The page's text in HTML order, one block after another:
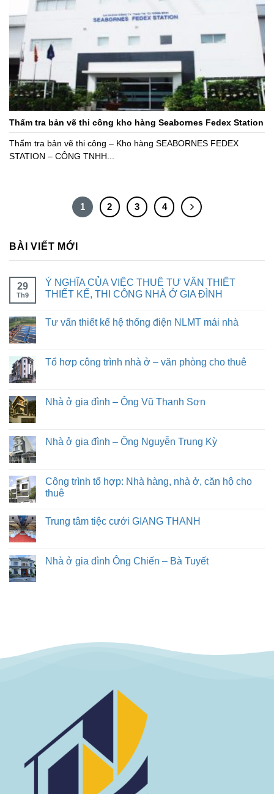
Thẩm tra bản vẽ thi công kho hàng Seabornes Fedex Station
Thẩm tra bản vẽ thi công – Kho hàng SEABORNES FEDEX
STATION – CÔNG TNHH...
1 2 3 4
BÀI VIẾT MỚI
29
Th9
Ý NGHĨA CỦA VIỆC THUÊ TƯ VẤN THIẾT
THIẾT KẾ, THI CÔNG NHÀ Ở GIA ĐÌNH
Tư vấn thiết kế hệ thống điện NLMT mái nhà
Tổ hơp công trình nhà ở – văn phòng cho thuê
Nhà ở gia đình – Ông Vũ Thanh Sơn
Nhà ở gia đình – Ông Nguyễn Trung Kỳ
Công trình tổ hợp: Nhà hàng, nhà ở, căn hộ cho
thuê
Trung tâm tiệc cưới GIANG THANH
Nhà ở gia đình Ông Chiến – Bà Tuyết